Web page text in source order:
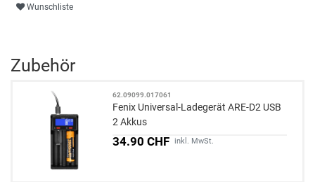
Wunschliste
Zubehör
62.09099.017061
Fenix Universal-Ladegerät ARE-D2 USB
2 Akkus
34.90 CHF inkl. MwSt.